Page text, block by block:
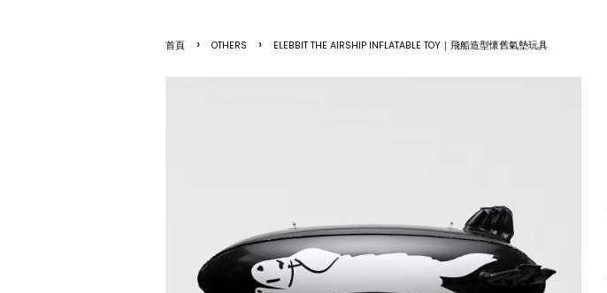
首頁 › OTHERS › ELEBBIT THE AIRSHIP INFLATABLE TOY｜飛船造型懷舊氣墊玩具